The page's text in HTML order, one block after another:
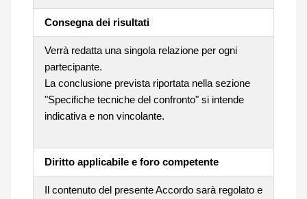
Consegna dei risultati
Verrà redatta una singola relazione per ogni
partecipante.
La conclusione prevista riportata nella sezione
"Specifiche tecniche del confronto" si intende
indicativa e non vincolante.
Diritto applicabile e foro competente
Il contenuto del presente Accordo sarà regolato e